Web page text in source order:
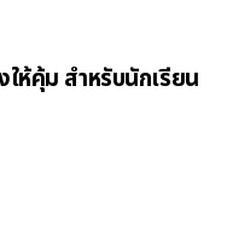
ห้คุ้ม สำหรับนักเรียน